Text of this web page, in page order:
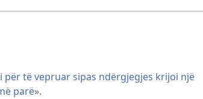
për të vepruar sipas ndërgjegjes krijoi një
parë».